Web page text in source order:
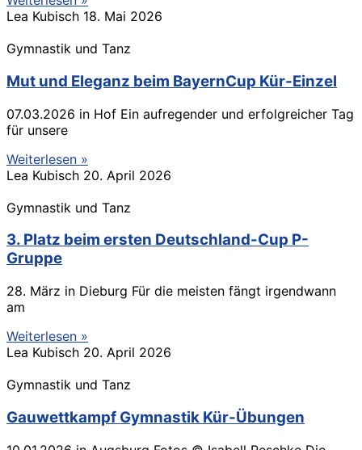
Lea Kubisch 18. Mai 2026
Gymnastik und Tanz
Mut und Eleganz beim BayernCup Kür-Einzel
07.03.2026 in Hof Ein aufregender und erfolgreicher Tag
für unsere
Weiterlesen »
Lea Kubisch 20. April 2026
Gymnastik und Tanz
3. Platz beim ersten Deutschland-Cup P-
Gruppe
28. März in Dieburg Für die meisten fängt irgendwann
am
Weiterlesen »
Lea Kubisch 20. April 2026
Gymnastik und Tanz
Gauwettkampf Gymnastik Kür-Übungen